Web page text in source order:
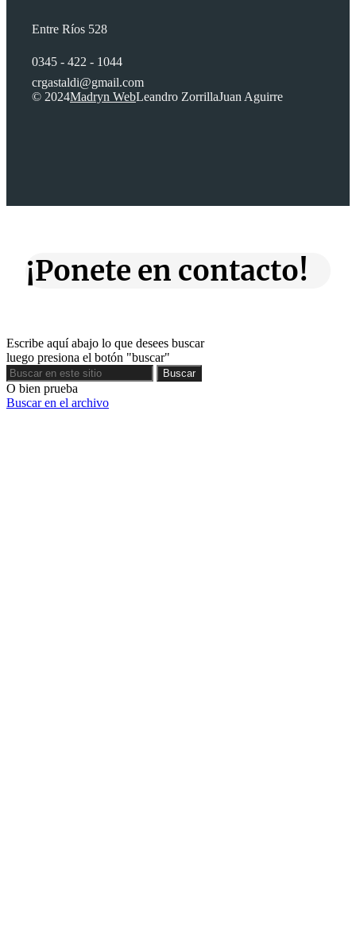
Entre Ríos 528
0345 - 422 - 1044
crgastaldi@gmail.com
© 2024Madryn WebLeandro ZorrillaJuan Aguirre
¡Ponete en contacto!
Escribe aquí abajo lo que desees buscar
luego presiona el botón "buscar"
Buscar
Buscar
O bien prueba
Buscar en el archivo